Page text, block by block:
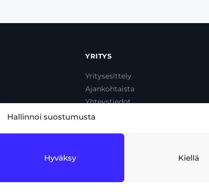
Hallinnoi suostumusta
Hyväksy Kiellä
YRITYS
Yritysesittely
Ajankohtaista
Yhteystiedot